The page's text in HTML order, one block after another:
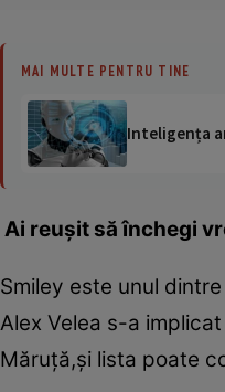
MAI MULTE PENTRU TINE
Inteligența
Ai reuşit să închegi
Smiley este unul
Alex Velea s-a
Măruţă,şi lista poate